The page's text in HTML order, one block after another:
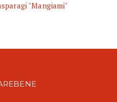
"Mangiami"